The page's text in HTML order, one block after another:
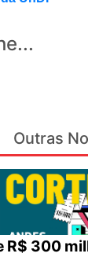
Outras
R$ 300